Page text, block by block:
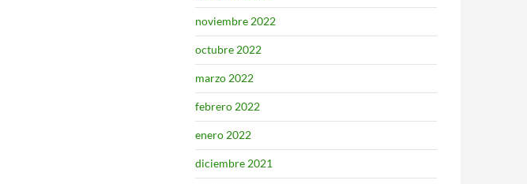
noviembre 2022
octubre 2022
marzo 2022
febrero 2022
enero 2022
diciembre 2021